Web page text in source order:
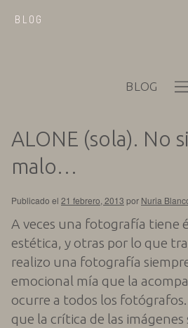
BLOG
BLOG
ALONE (sola). No
malo…
Publicado el 21 febrero, 2013 por Nuria
A veces una fotografía tiene
estética, y otras por lo que
realizo una fotografía
emocional mía que la
ocurre a todos los fotógrafos.
que la crítica de las imágenes